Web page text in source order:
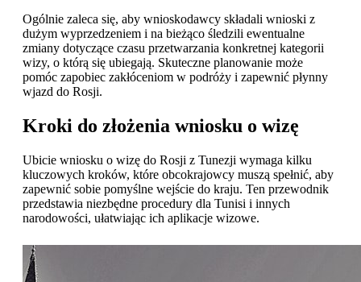
Ogólnie zaleca się, aby wnioskodawcy składali wnioski z
dużym wyprzedzeniem i na bieżąco śledzili ewentualne
zmiany dotyczące czasu przetwarzania konkretnej kategorii
wizy, o którą się ubiegają. Skuteczne planowanie może
pomóc zapobiec zakłóceniom w podróży i zapewnić płynny
wjazd do Rosji.
Kroki do złożenia wniosku o wizę
Ubicie wniosku o wizę do Rosji z Tunezji wymaga kilku
kluczowych kroków, które obcokrajowcy muszą spełnić, aby
zapewnić sobie pomyślne wejście do kraju. Ten przewodnik
przedstawia niezbędne procedury dla Tunisi i innych
narodowości, ułatwiając ich aplikacje wizowe.